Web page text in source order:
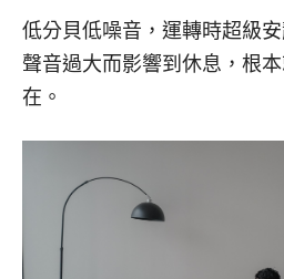
低分貝低噪音，運轉時超級
聲音過大而影響到休息，根
在。